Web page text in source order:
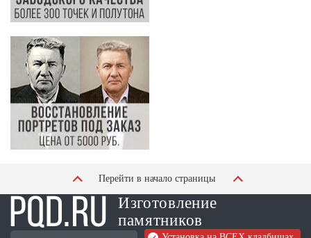
Перейти в начало страницы
Изготовление
памятников